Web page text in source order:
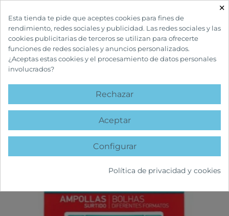
INICIO BOTIQUÍN Y PRIMEROS AUXILIOS
×
Esta tienda te pide que aceptes cookies para fines de
rendimiento, redes sociales y publicidad. Las redes sociales y las
cookies publicitarias de terceros se utilizan para ofrecerte
funciones de redes sociales y anuncios personalizados.
¿Aceptas estas cookies y el procesamiento de datos personales
involucrados?
Rechazar
Aceptar
Configurar
Política de privacidad y cookies